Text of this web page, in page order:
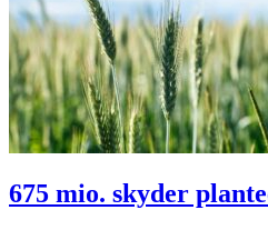
675 mio. skyder